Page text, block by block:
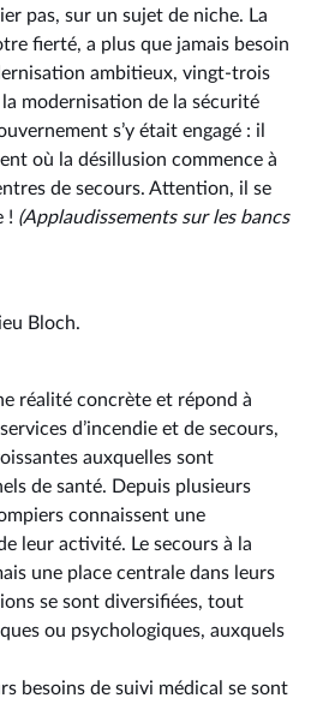
pas, sur un sujet de niche. La
fierté, a plus que jamais besoin
ambitieux, vingt-trois
modernisation de la sécurité
s’y était engagé : il
où la désillusion commence à
de secours. Attention, il se
! (Applaudissementssurlesbancs
Bloch.
réalité concrète et répond à
d’incendie et de secours,
auxquelles sont
de santé. Depuis plusieurs
connaissent une
leur activité. Le secours à la
une place centrale dans leurs
se sont diversifiées, tout
ou psychologiques, auxquels
besoins de suivi médical se sont